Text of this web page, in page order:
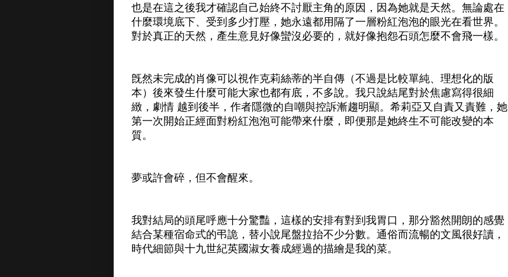
也是在這之後我才確認自己始終不討厭主角的原因，因為她就是天然。無論處在
什麼環境底下、受到多少打壓，她永遠都用隔了一層粉紅泡泡的眼光在看世界。
對於真正的天然，產生意見好像蠻沒必要的，就好像抱怨石頭怎麼不會飛一樣。
旣然未完成的肖像可以視作克莉絲蒂的半自傳（不過是比較單純、理想化的版
本）後來發生什麼可能大家也都有底，不多說。我只說結尾對於焦慮寫得很細
緻，劇情 越到後半，作者隱微的自嘲與控訴漸趨明顯。希莉亞又自責又責難，她
第一次開始正經面對粉紅泡泡可能帶來什麼，即便那是她終生不可能改變的本
質。
夢或許會碎，但不會醒來。
我對結局的頭尾呼應十分驚豔，這樣的安排有對到我胃口，那分豁然開朗的感覺
結合某種宿命式的弔詭，替小說尾盤拉抬不少分數。通俗而流暢的文風很好讀，
時代細節與十九世紀英國淑女養成經過的描繪是我的菜。